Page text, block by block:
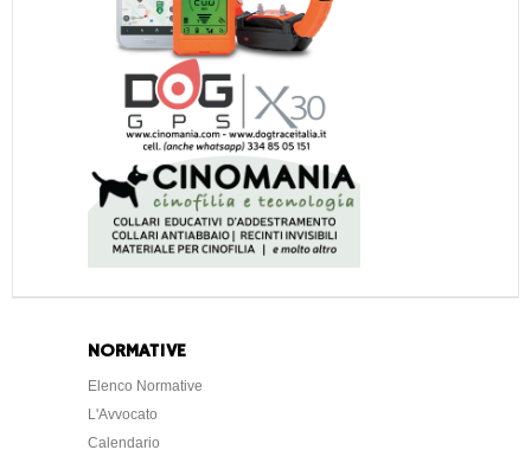
NORMATIVE
Elenco Normative
L'Avvocato
Calendario